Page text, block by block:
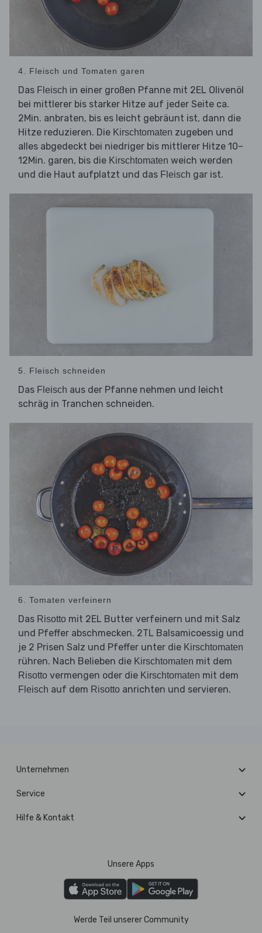
4. Fleisch und Tomaten garen
Das Fleisch in einer großen Pfanne mit 2EL Olivenöl
bei mittlerer bis starker Hitze auf jeder Seite ca.
2Min. anbraten, bis es leicht gebräunt ist, dann die
Hitze reduzieren. Die Kirschtomaten zugeben und
alles abgedeckt bei niedriger bis mittlerer Hitze 10–
12Min. garen, bis die Kirschtomaten weich werden
und die Haut aufplatzt und das Fleisch gar ist.
5. Fleisch schneiden
Das Fleisch aus der Pfanne nehmen und leicht
schräg in Tranchen schneiden.
6. Tomaten verfeinern
Das Risotto mit 2EL Butter verfeinern und mit Salz
und Pfeffer abschmecken. 2TL Balsamicoessig und
je 2 Prisen Salz und Pfeffer unter die Kirschtomaten
rühren. Nach Belieben die Kirschtomaten mit dem
Risotto vermengen oder die Kirschtomaten mit dem
Fleisch auf dem Risotto anrichten und servieren.
Unternehmen
Service
Hilfe & Kontakt
Unsere Apps
Werde Teil unserer Community